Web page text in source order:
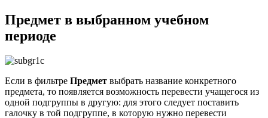
Предмет в выбранном учебном
периоде
Если в фильтре Предмет выбрать название конкретного
предмета, то появляется возможность перевести учащегося из
одной подгруппы в другую: для этого следует поставить
галочку в той подгруппе, в которую нужно перевести